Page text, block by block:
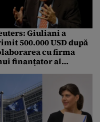
Giuliani a
500.000 USD după
cu firma
finanțator al